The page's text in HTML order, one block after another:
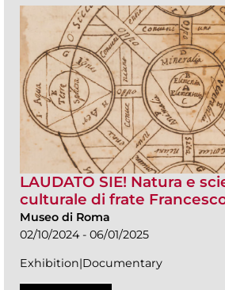
LAUDATO SIE! Natura e
culturale di frate
Museo di Roma
02/10/2024 - 06/01/2025
Exhibition|Documentary